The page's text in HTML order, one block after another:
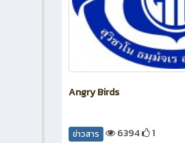
Angry Birds
ข่าวสาร 6394 1